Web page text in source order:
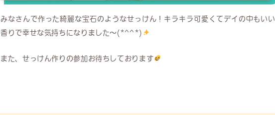
みなさんで作った綺麗な宝石のようなせっけん！キラキラ可愛くてデイの中もいい
香りで幸せな気持ちになりました～(*^^*)
また、せっけん作りの参加お待ちしております